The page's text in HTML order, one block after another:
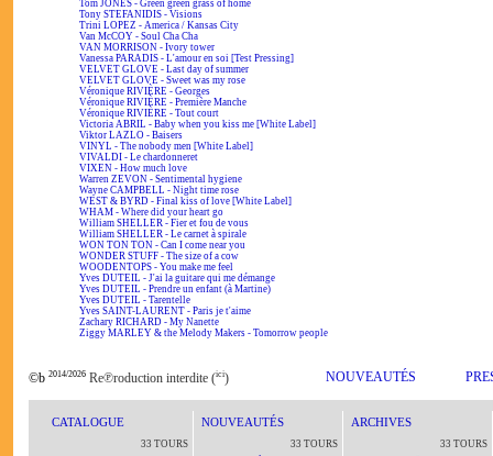
Tom JONES - Green green grass of home
Tony STEFANIDIS - Visions
Trini LOPEZ - America / Kansas City
Van McCOY - Soul Cha Cha
VAN MORRISON - Ivory tower
Vanessa PARADIS - L'amour en soi [Test Pressing]
VELVET GLOVE - Last day of summer
VELVET GLOVE - Sweet was my rose
Véronique RIVIÈRE - Georges
Véronique RIVIÈRE - Première Manche
Véronique RIVIÈRE - Tout court
Victoria ABRIL - Baby when you kiss me [White Label]
Viktor LAZLO - Baisers
VINYL - The nobody men [White Label]
VIVALDI - Le chardonneret
VIXEN - How much love
Warren ZEVON - Sentimental hygiene
Wayne CAMPBELL - Night time rose
WEST & BYRD - Final kiss of love [White Label]
WHAM - Where did your heart go
William SHELLER - Fier et fou de vous
William SHELLER - Le carnet à spirale
WON TON TON - Can I come near you
WONDER STUFF - The size of a cow
WOODENTOPS - You make me feel
Yves DUTEIL - J'ai la guitare qui me démange
Yves DUTEIL - Prendre un enfant (à Martine)
Yves DUTEIL - Tarentelle
Yves SAINT-LAURENT - Paris je t'aime
Zachary RICHARD - My Nanette
Ziggy MARLEY & the Melody Makers - Tomorrow people
©b 2014/2026 Re℗roduction interdite (ici) NOUVEAUTÉS
CATALOGUE
33 TOURS
NOUVEAUTÉS
33 TOURS
ARCHIVES
33 TOURS